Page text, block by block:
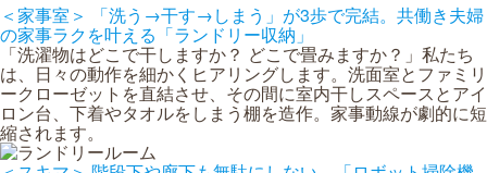
＜家事室＞ 「洗う→干す→しまう」が3歩で完結。共働き夫婦
の家事ラクを叶える「ランドリー収納」
「洗濯物はどこで干しますか？ どこで畳みますか？」私たち
は、日々の動作を細かくヒアリングします。洗面室とファミリ
ークローゼットを直結させ、その間に室内干しスペースとアイ
ロン台、下着やタオルをしまう棚を造作。家事動線が劇的に短
縮されます。